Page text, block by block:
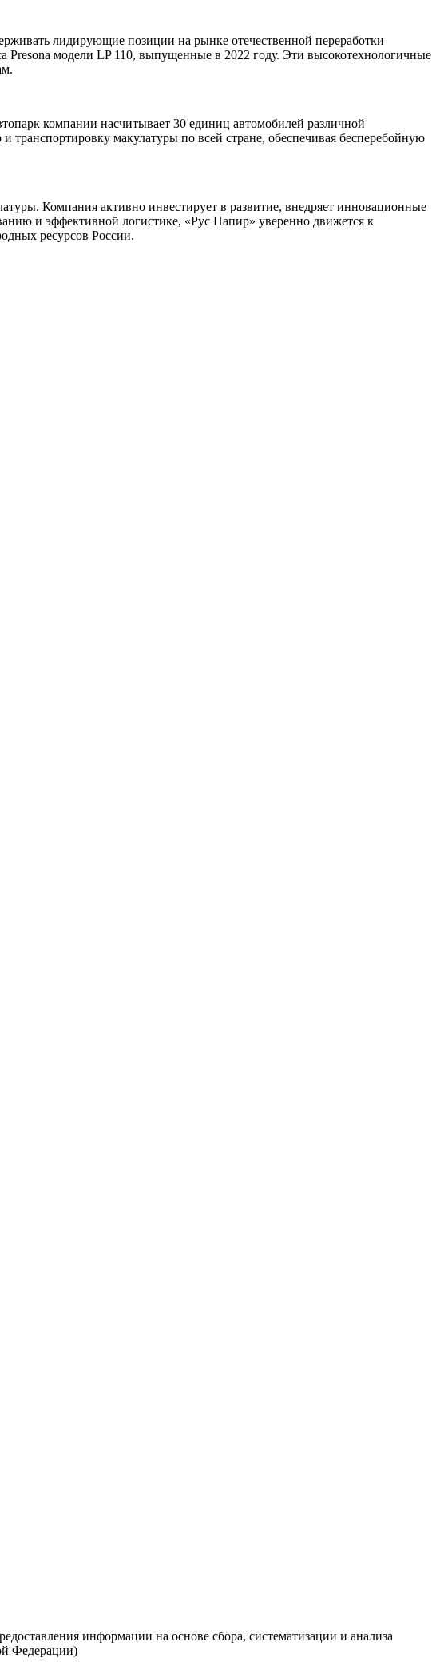
лидирующие позиции на рынке отечественной переработки
Presona модели LP 110, выпущенные в 2022 году. Эти высокотехнологичные
компании насчитывает 30 единиц автомобилей различной
макулатуры по всей стране, обеспечивая бесперебойную
Компания активно инвестирует в развитие, внедряет инновационные
и эффективной логистике, «Рус Папир» уверенно движется к
ресурсов России.
информации на основе сбора, систематизации и анализа
Федерации)